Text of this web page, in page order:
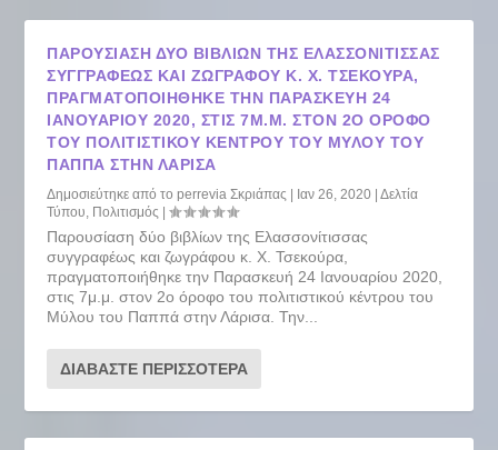
ΠΑΡΟΥΣΊΑΣΗ ΔΎΟ ΒΙΒΛΊΩΝ ΤΗΣ ΕΛΑΣΣΟΝΊΤΙΣΣΑΣ
ΣΥΓΓΡΑΦΈΩΣ ΚΑΙ ΖΩΓΡΆΦΟΥ Κ. Χ. ΤΣΕΚΟΎΡΑ,
ΠΡΑΓΜΑΤΟΠΟΙΉΘΗΚΕ ΤΗΝ ΠΑΡΑΣΚΕΥΉ 24
ΙΑΝΟΥΑΡΊΟΥ 2020, ΣΤΙΣ 7Μ.Μ. ΣΤΟΝ 2Ο ΌΡΟΦΟ
ΤΟΥ ΠΟΛΙΤΙΣΤΙΚΟΎ ΚΈΝΤΡΟΥ ΤΟΥ ΜΎΛΟΥ ΤΟΥ
ΠΑΠΠΆ ΣΤΗΝ ΛΆΡΙΣΑ
Δημοσιεύτηκε από τοperrevia Σκριάπας | Ιαν 26, 2020 |Δελτία
Τύπου Πολιτισμός |
Παρουσίαση δύο βιβλίων της Ελασσονίτισσας
συγγραφέως και ζωγράφου κ. Χ. Τσεκούρα,
πραγματοποιήθηκε την Παρασκευή 24 Ιανουαρίου 2020,
στις 7μ.μ. στον 2ο όροφο του πολιτιστικού κέντρου του
Μύλου του Παππά στην Λάρισα. Την...
ΔΙΑΒΆΣΤΕ ΠΕΡΙΣΣΌΤΕΡΑ